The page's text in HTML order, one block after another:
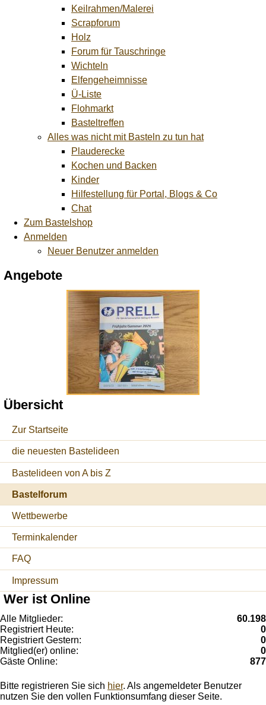
Keilrahmen/Malerei
Scrapforum
Holz
Forum für Tauschringe
Wichteln
Elfengeheimnisse
Ü-Liste
Flohmarkt
Basteltreffen
Alles was nicht mit Basteln zu tun hat
Plauderecke
Kochen und Backen
Kinder
Hilfestellung für Portal, Blogs & Co
Chat
Zum Bastelshop
Anmelden
Neuer Benutzer anmelden
Angebote
Übersicht
Zur Startseite
die neuesten Bastelideen
Bastelideen von A bis Z
Bastelforum
Wettbewerbe
Terminkalender
FAQ
Impressum
Wer ist Online
Alle Mitglieder:
60.198
Registriert Heute:
0
Registriert Gestern:
0
Mitglied(er) online:
0
Gäste Online:
877
Bitte registrieren Sie sich hier. Als angemeldeter Benutzer
nutzen Sie den vollen Funktionsumfang dieser Seite.